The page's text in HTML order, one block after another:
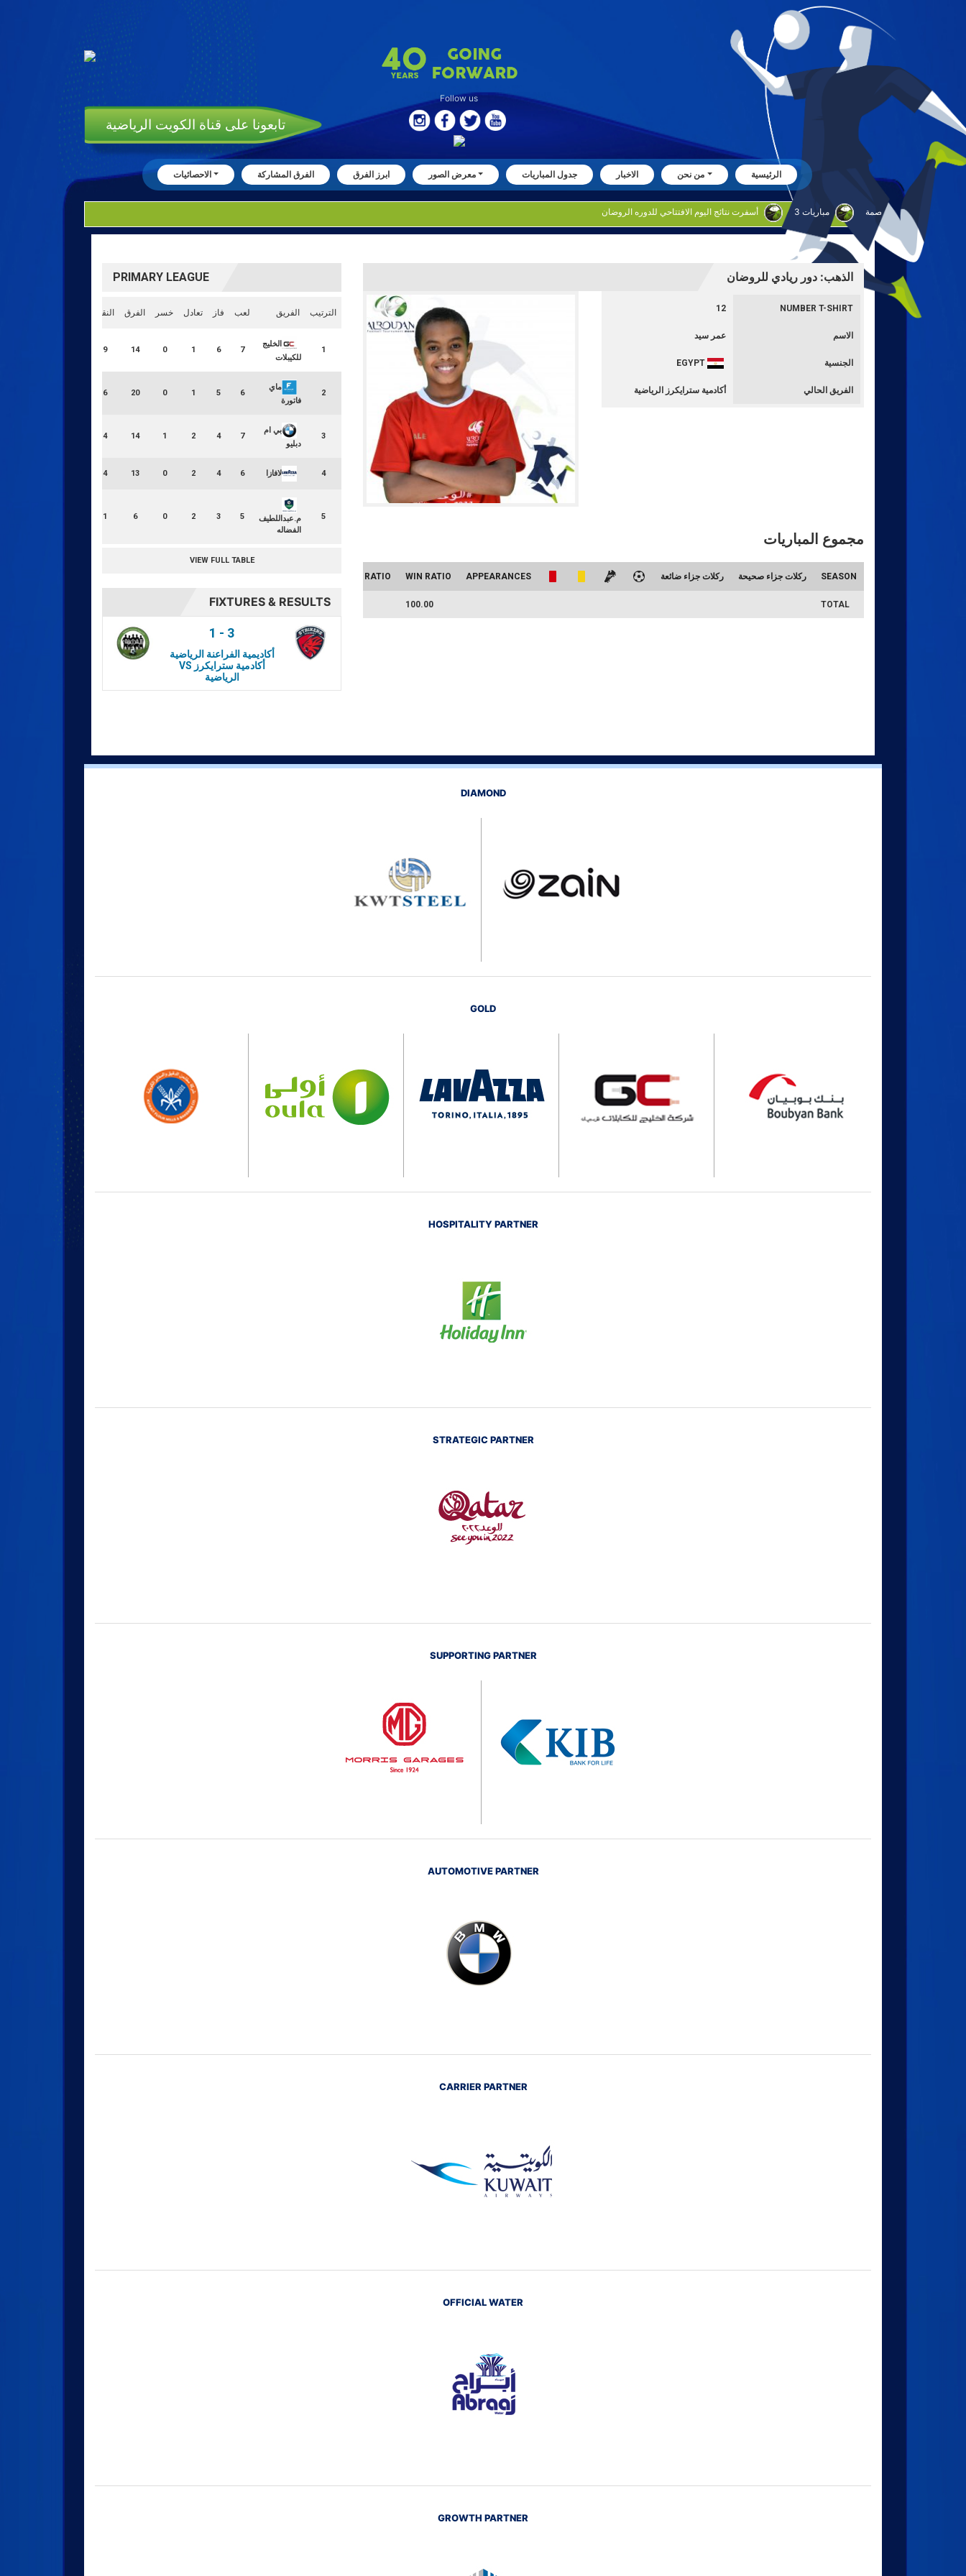
تابعونا على قناة الكويت الرياضية
Follow us
الاحصائيات الفرق المشاركة ابرز الفرق معرض الصور جدول المباريات الاخبار من نحن الرئيسية
أسفرت نتائج اليوم الافتتاحي للدوره الروضان 3 مباريات
الذهب: دور ريادي للروضان
NUMBER T-SHIRT
12
الاسم عمر سيد
الجنسية EGYPT
الفريق الحالي أكادمية سترايكرز الرياضية
مجموع المباريات
SEASON ركلات جزاء صحيحة ركلات جزاء ضائعة APPEARANCES
WIN RATIO
DRAW RATIO
TOTAL
100.00
0.00
PRIMARY LEAGUE
الترتيب الفريق لعب فاز تعادل خسر الفرق النقاط
1
الخليج
للكيبلات
7
6
1
0
14
19
2
ماي
فاتورة
6
5
1
0
20
16
3
بي ام
دبليو
7
4
2
1
14
14
4 لافازا 6
4
2
0
13
14
5
م.عبداللطيف
الفضاله
5
3
2
0
6
11
VIEW FULL TABLE
FIXTURES & RESULTS
1 - 3
أكاديمية الفراعنة الرياضية
VS أكادمية سترايكرز
الرياضية
DIAMOND
GOLD
HOSPITALITY PARTNER
STRATEGIC PARTNER
SUPPORTING PARTNER
AUTOMOTIVE PARTNER
CARRIER PARTNER
OFFICIAL WATER
GROWTH PARTNER